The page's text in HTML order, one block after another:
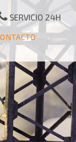
SERVICIO 24H